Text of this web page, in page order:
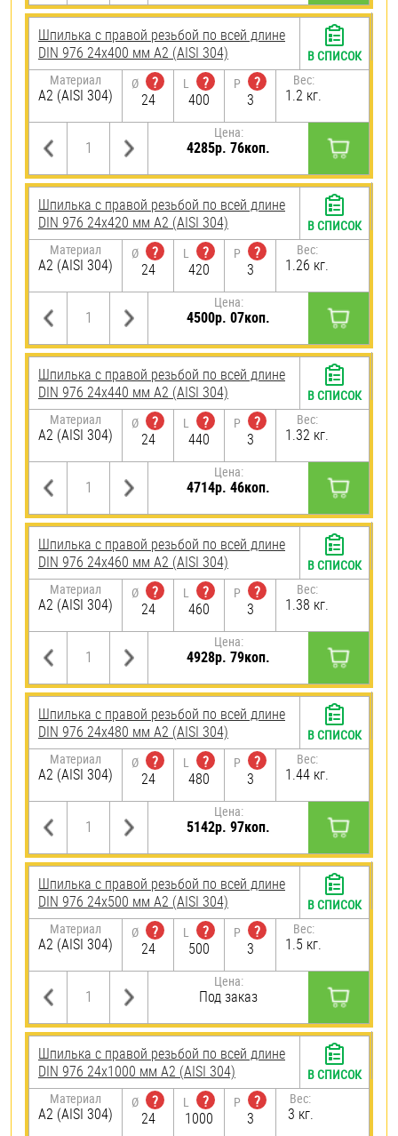
Шпилька с правой резьбой по всей длине
DIN 976 24х400 мм А2 (AISI 304)
Материал
А2 (AISI 304)
Ø
?
24
L
?
400
P
?
3
Вес:
1.2 кг.
Цена:
4285р. 76коп.
В СПИСОК
Шпилька с правой резьбой по всей длине
DIN 976 24х420 мм А2 (AISI 304)
Материал
А2 (AISI 304)
Ø
?
24
L
?
420
P
?
3
Вес:
1.26 кг.
Цена:
4500р. 07коп.
В СПИСОК
Шпилька с правой резьбой по всей длине
DIN 976 24х440 мм А2 (AISI 304)
Материал
А2 (AISI 304)
Ø
?
24
L
?
440
P
?
3
Вес:
1.32 кг.
Цена:
4714р. 46коп.
В СПИСОК
Шпилька с правой резьбой по всей длине
DIN 976 24х460 мм А2 (AISI 304)
Материал
А2 (AISI 304)
Ø
?
24
L
?
460
P
?
3
Вес:
1.38 кг.
Цена:
4928р. 79коп.
В СПИСОК
Шпилька с правой резьбой по всей длине
DIN 976 24х480 мм А2 (AISI 304)
Материал
А2 (AISI 304)
Ø
?
24
L
?
480
P
?
3
Вес:
1.44 кг.
Цена:
5142р. 97коп.
В СПИСОК
Шпилька с правой резьбой по всей длине
DIN 976 24х500 мм А2 (AISI 304)
Материал
А2 (AISI 304)
Ø
?
24
L
?
500
P
?
3
Вес:
1.5 кг.
Цена:
Под заказ
В СПИСОК
Шпилька с правой резьбой по всей длине
DIN 976 24х1000 мм А2 (AISI 304)
Материал
А2 (AISI 304)
Ø
?
24
L
?
1000
P
?
3
Вес:
3 кг.
В СПИСОК